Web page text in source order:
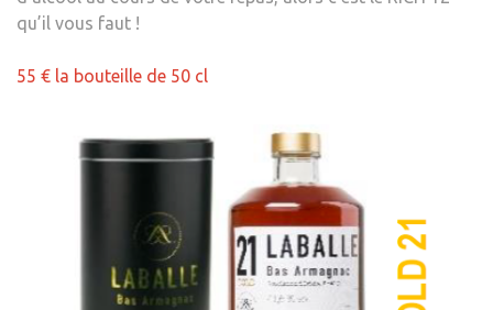
qu’il vous faut !
55 € la bouteille de 50 cl